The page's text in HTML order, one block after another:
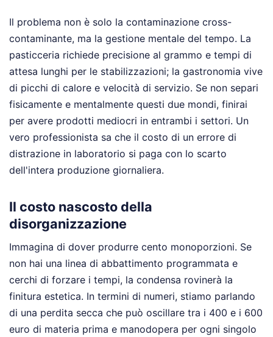
Il problema non è solo la contaminazione cross-
contaminante, ma la gestione mentale del tempo. La
pasticceria richiede precisione al grammo e tempi di
attesa lunghi per le stabilizzazioni; la gastronomia vive
di picchi di calore e velocità di servizio. Se non separi
fisicamente e mentalmente questi due mondi, finirai
per avere prodotti mediocri in entrambi i settori. Un
vero professionista sa che il costo di un errore di
distrazione in laboratorio si paga con lo scarto
dell'intera produzione giornaliera.
Il costo nascosto della
disorganizzazione
Immagina di dover produrre cento monoporzioni. Se
non hai una linea di abbattimento programmata e
cerchi di forzare i tempi, la condensa rovinerà la
finitura estetica. In termini di numeri, stiamo parlando
di una perdita secca che può oscillare tra i 400 e i 600
euro di materia prima e manodopera per ogni singolo